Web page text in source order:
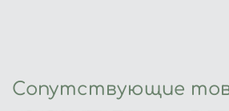
Сопутствующие